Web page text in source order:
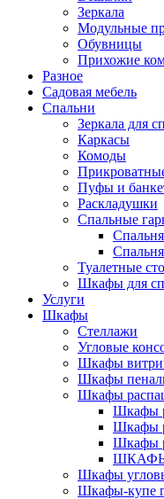
Зеркала
Модульные
Обувницы
Прихожие
Разное
Садовая мебель
Спальни
Зеркала для
Каркасы
Комоды
Пуфы и
Раскладушки
Спальные
Туалетные
Шкафы для
Услуги
Шкафы
Стеллажи
Угловые
Шкафы
Шкафы
Шкафы
Шкафы
Шкафы
Шкафы
Шкафы
Шкафы-купе